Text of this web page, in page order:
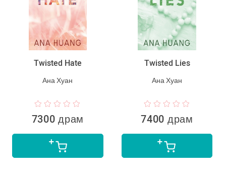
Twisted Hate
Ана Хуан
7300 драм
Twisted Lies
Ана Хуан
7400 драм